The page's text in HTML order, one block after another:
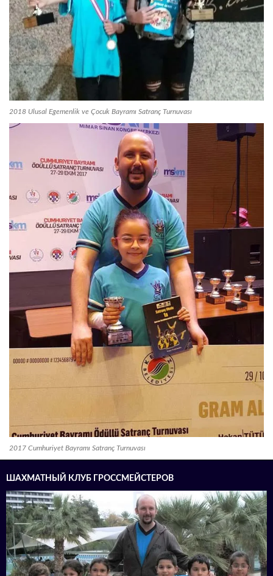
2018 Ulusal Egemenlik ve Çocuk Bayramı Satranç Turnuvası
2017 Cumhuriyet Bayramı Satranç Turnuvası
ШАХМАТНЫЙ КЛУБ ГРОССМЕЙСТЕРОВ